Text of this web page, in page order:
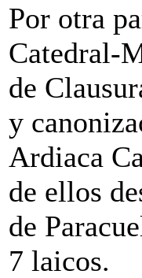
Por otra
Catedral-
de
y
Ardiaca
de ellos
de
7 laicos.